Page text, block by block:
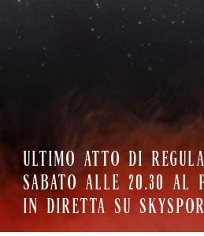
ULTIMO ATTO DI
SABATO ALLE 20.30 AL
IN DIRETTA SU